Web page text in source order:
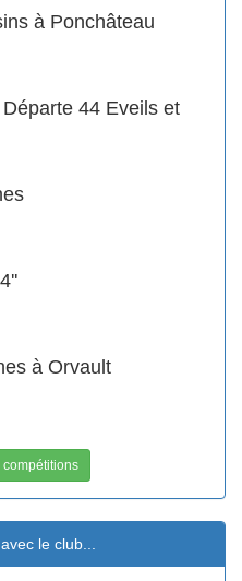
à Ponchâteau
44 Eveils et
à Orvault
compétitions
le club...